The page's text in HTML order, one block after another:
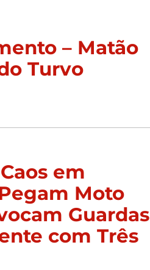
– Matão
Turvo
em
Moto
Guardas
com Três